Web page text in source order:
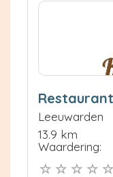
Leeuwarden
13.9 km
Waardering: